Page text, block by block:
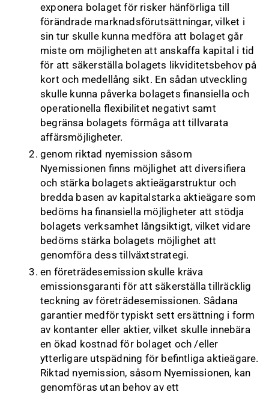
exponera bolaget för risker hänförliga till
förändrade marknadsförutsättningar, vilket i
sin tur skulle kunna medföra att bolaget går
miste om möjligheten att anskaffa kapital i tid
för att säkerställa bolagets likviditetsbehov på
kort och medellång sikt. En sådan utveckling
skulle kunna påverka bolagets finansiella och
operationella flexibilitet negativt samt
begränsa bolagets förmåga att tillvarata
affärsmöjligheter.
genom riktad nyemission såsom
Nyemissionen finns möjlighet att diversifiera
och stärka bolagets aktieägarstruktur och
bredda basen av kapitalstarka aktieägare som
bedöms ha finansiella möjligheter att stödja
bolagets verksamhet långsiktigt, vilket vidare
bedöms stärka bolagets möjlighet att
genomföra dess tillväxtstrategi.
en företrädesemission skulle kräva
emissionsgaranti för att säkerställa tillräcklig
teckning av företrädesemissionen. Sådana
garantier medför typiskt sett ersättning i form
av kontanter eller aktier, vilket skulle innebära
en ökad kostnad för bolaget och /eller
ytterligare utspädning för befintliga aktieägare.
Riktad nyemission, såsom Nyemissionen, kan
genomföras utan behov av ett